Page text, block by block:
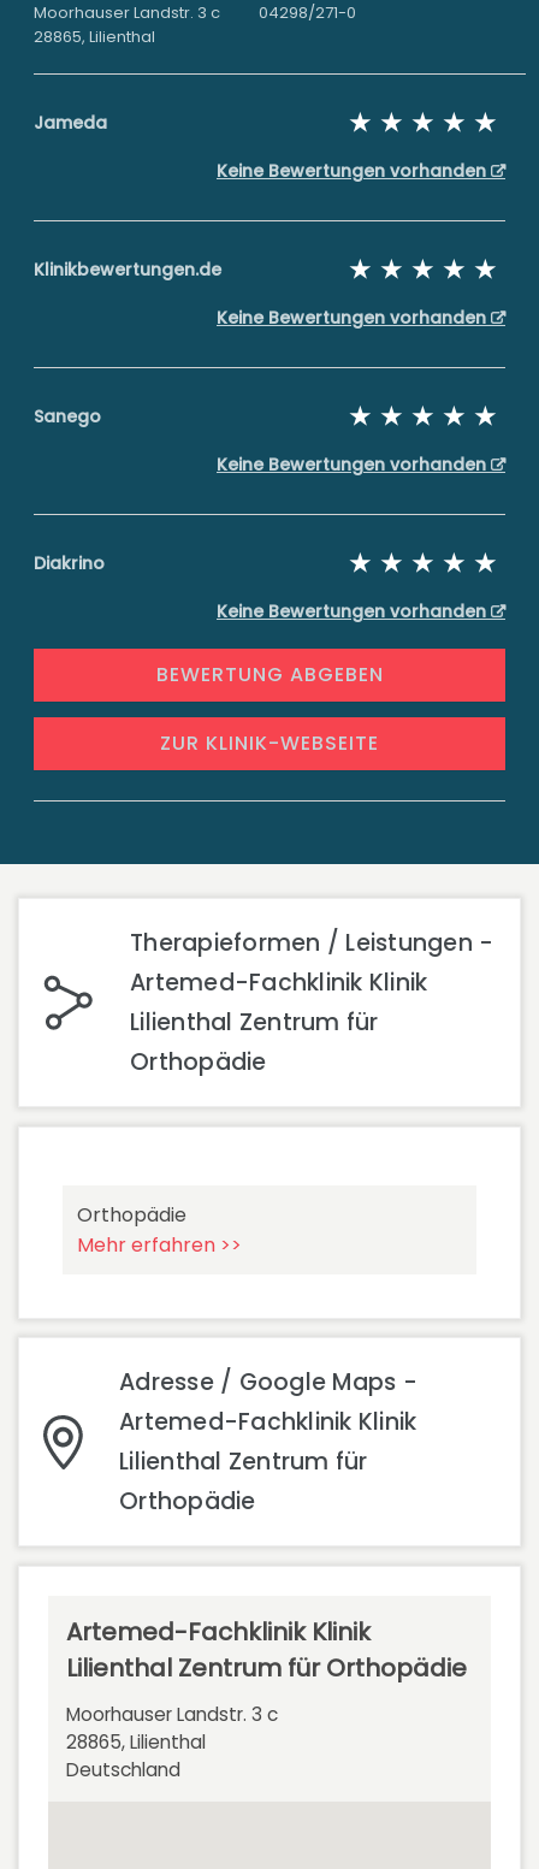
Moorhauser Landstr. 3 c
28865, Lilienthal
04298/271-0
Jameda
Keine Bewertungen vorhanden
Klinikbewertungen.de
Keine Bewertungen vorhanden
Sanego
Keine Bewertungen vorhanden
Diakrino
Keine Bewertungen vorhanden
BEWERTUNG ABGEBEN
ZUR KLINIK-WEBSEITE
Therapieformen / Leistungen -
Artemed-Fachklinik Klinik
Lilienthal Zentrum für
Orthopädie
Orthopädie
Mehr erfahren >>
Adresse / Google Maps -
Artemed-Fachklinik Klinik
Lilienthal Zentrum für
Orthopädie
Artemed-Fachklinik Klinik
Lilienthal Zentrum für Orthopädie
Moorhauser Landstr. 3 c
28865, Lilienthal
Deutschland